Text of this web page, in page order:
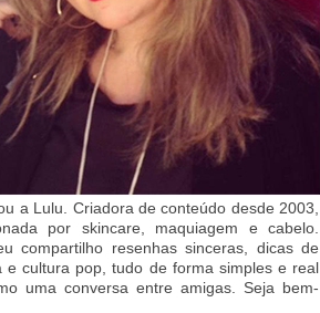
a Lulu. Criadora de conteúdo desde 2003,
por skincare, maquiagem e cabelo.
compartilho resenhas sinceras, dicas de
e cultura pop, tudo de forma simples e real
uma conversa entre amigas. Seja bem-